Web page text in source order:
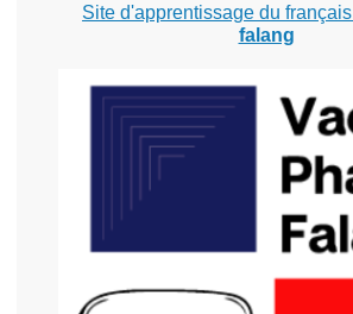
Site d'apprentissage du français
falang